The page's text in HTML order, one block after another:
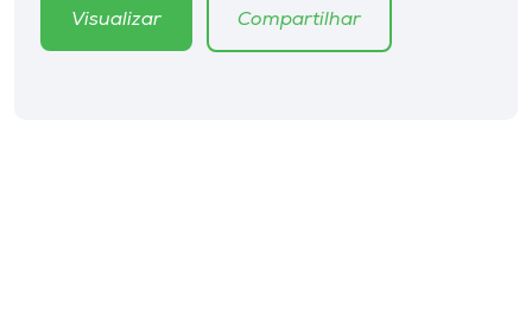
Rádio
Visualizar Compartilhar